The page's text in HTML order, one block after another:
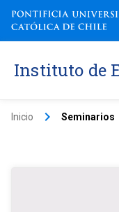
Instituto de
Inicio keyboard_arrow_right Seminarios